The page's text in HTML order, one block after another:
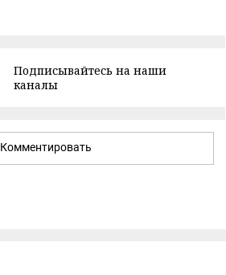
Подписывайтесь на наши
каналы
Комментировать